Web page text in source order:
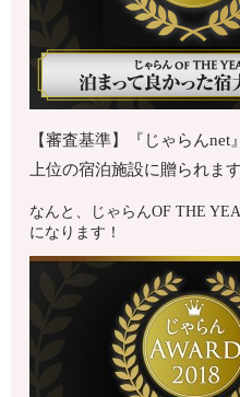
【審査基準】『じゃらん
上位の宿泊施設に贈られます
なんと、じゃらんOF THE
になります！